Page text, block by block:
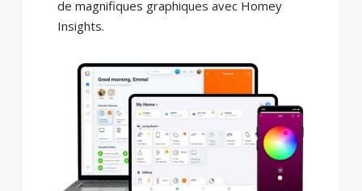
de magnifiques graphiques avec Homey
Insights.